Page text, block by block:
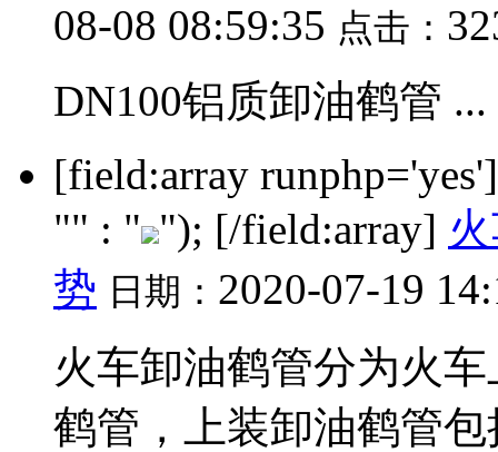
08-08 08:59:35 点击：
DN100铝质卸油鹤管 ...
[field:array
"" : " "); [/field:array]
势 日期： 2020-07-19
火车卸油鹤管分为火
鹤管，上装卸油鹤管